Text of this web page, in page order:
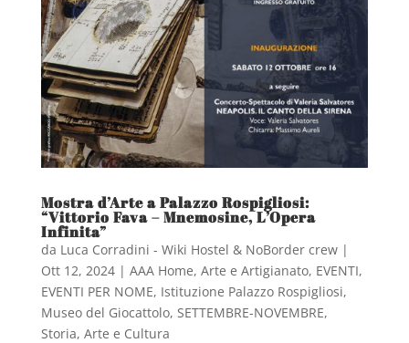
Mostra d’Arte a Palazzo Rospigliosi:
“Vittorio Fava – Mnemosine, L’Opera
Infinita”
da Luca Corradini - Wiki Hostel & NoBorder crew|
Ott 12, 2024| AAA Home, Arte e Artigianato, EVENTI,
EVENTI PER NOME, Istituzione Palazzo Rospigliosi,
Museo del Giocattolo, SETTEMBRE-NOVEMBRE,
Storia, Arte e Cultura